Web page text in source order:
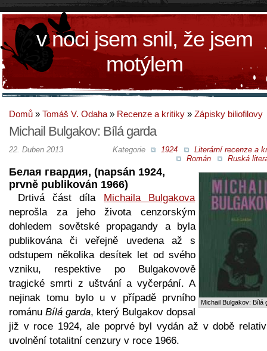
v noci jsem snil, že jsem
motýlem
Domů » Tomáš V. Odaha » Recenze a kritiky » Zápisky biliofilovy
Michail Bulgakov: Bílá garda
Kategorie 1924
Literární recenze a
Román
Ruská
22. Duben 2013
Michail Bulgakov: Bílá
Белая гвардия, (napsán 1924,
prvně publikován 1966)
Drtivá část díla
Michaila Bulgakova
neprošla za jeho života cenzorským
dohledem sovětské propagandy a byla
publikována či veřejně uvedena až s
odstupem několika desítek let od svého
vzniku, respektive po Bulgakovově
tragické smrti z uštvání a vyčerpání. A
nejinak tomu bylo u v případě prvního
románu Bílá garda, který Bulgakov dopsal
již v roce 1924, ale poprvé byl vydán až v době
uvolnění totalitní cenzury v roce 1966.